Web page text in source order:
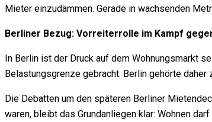
Mieter einzudämmen. Gerade in wachsenden
Berliner Bezug: Vorreiterrolle im Kampf
In Berlin ist der Druck auf dem Wohnungsmarkt
Belastungsgrenze gebracht. Berlin gehörte
Die Debatten um den späteren Berliner
waren, bleibt das Grundanliegen klar: Wohnen